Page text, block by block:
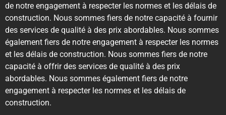
de notre engagement à respecter les normes et les délais de
construction. Nous sommes fiers de notre capacité à fournir
des services de qualité à des prix abordables. Nous sommes
également fiers de notre engagement à respecter les normes
et les délais de construction. Nous sommes fiers de notre
capacité à offrir des services de qualité à des prix
abordables. Nous sommes également fiers de notre
engagement à respecter les normes et les délais de
construction.